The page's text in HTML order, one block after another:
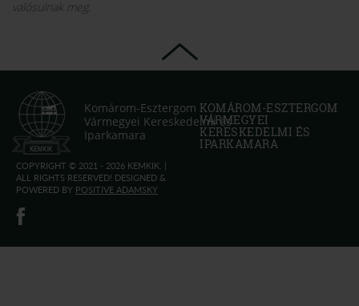
valósulnak meg.
Komárom-Esztergom
Vármegyei Kereskedelmi és
Iparkamara
COPYRIGHT © 2021 - 2026 KEMKIK. |
ALL RIGHTS RESERVED! DESIGNED &
POWERED BY POSITIVE ADAMSKY
KOMÁROM-ESZTERGOM
VÁRMEGYEI
KERESKEDELMI ÉS
IPARKAMARA